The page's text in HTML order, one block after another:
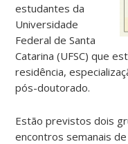
estudantes da
Universidade
Federal de Santa
Catarina (UFSC) que
residência,
pós-doutorado.
Estão previstosdois
encontros semanais